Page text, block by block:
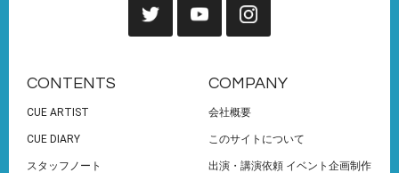
CONTENTS
CUE ARTIST
CUE DIARY
スタッフノート
COMPANY
会社概要
このサイトについて
出演・講演依頼 イベント企画制作